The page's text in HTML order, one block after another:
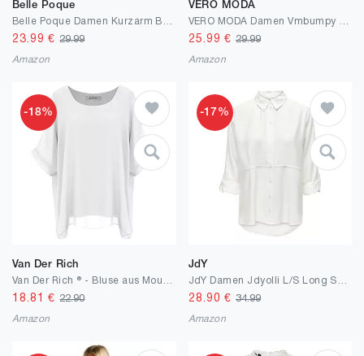
Belle Poque
23.99 €29.99
Amazon
VERO MODA
25.99 € 29.99
Amazon
-18%
Van Der Rich
18.81 €22.90
Amazon
-17%
JdY
28.90 € 34.99
Amazon